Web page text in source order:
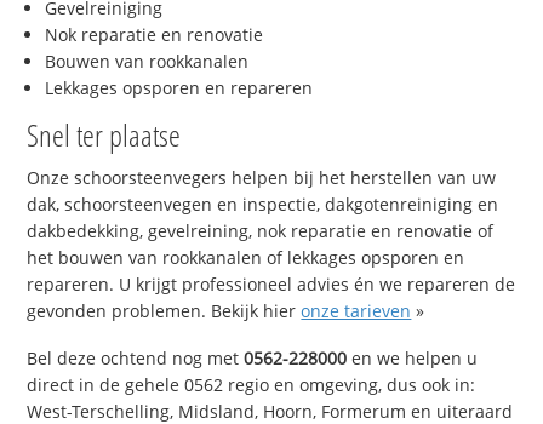
Gevelreiniging
Nok reparatie en renovatie
Bouwen van rookkanalen
Lekkages opsporen en repareren
Snel ter plaatse
Onze schoorsteenvegers helpen bij het herstellen van uw
dak, schoorsteenvegen en inspectie, dakgotenreiniging en
dakbedekking, gevelreining, nok reparatie en renovatie of
het bouwen van rookkanalen of lekkages opsporen en
repareren. U krijgt professioneel advies én we repareren de
gevonden problemen. Bekijk hieronze tarieven »
Bel deze ochtend nog met0562-228000 en we helpen u
direct in de gehele 0562 regio en omgeving, dus ook in:
West-Terschelling, Midsland, Hoorn, Formerum en uiteraard